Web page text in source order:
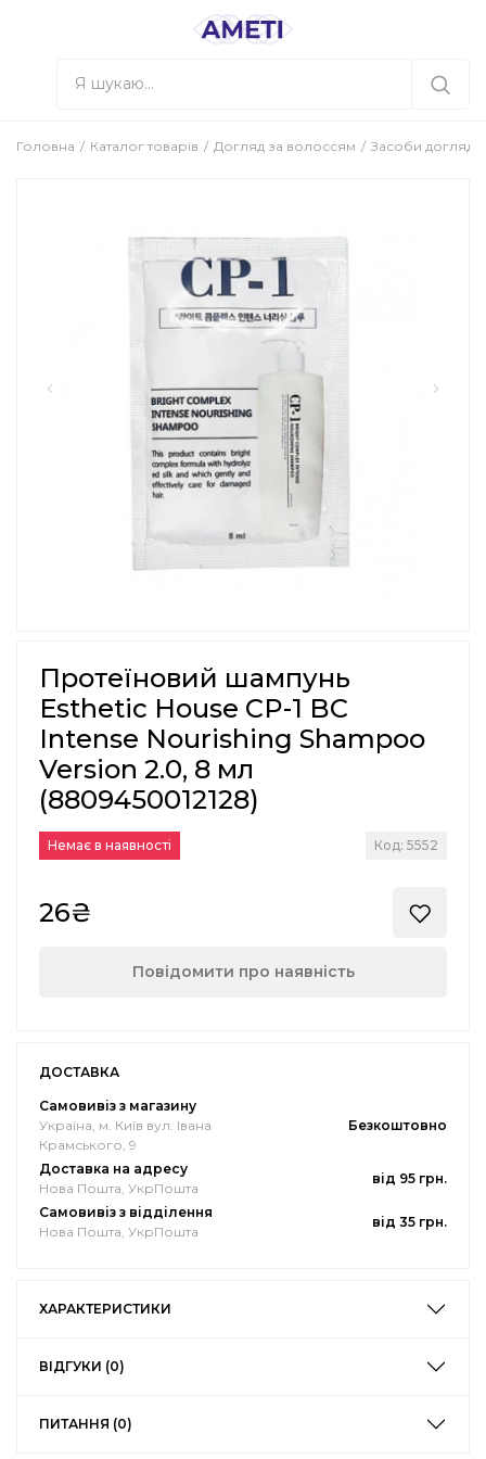
Головна Каталог товарів Догляд за волоссям Засоби
Протеїновий шампунь
Esthetic House CP-1 BC
Intense Nourishing Shampoo
Version 2.0, 8 мл
(8809450012128)
Немає в наявності Код: 5552
26₴
Повідомити про наявність
ДОСТАВКА
Самовивіз з магазину
Україна, м. Київ вул. Івана
Крамського, 9
Безкоштовно
Доставка на адресу
Нова Пошта, УкрПошта
від 95 грн.
Самовивіз з відділення
Нова Пошта, УкрПошта
від 35 грн.
ХАРАКТЕРИСТИКИ
ВІДГУКИ (0)
ПИТАННЯ (0)